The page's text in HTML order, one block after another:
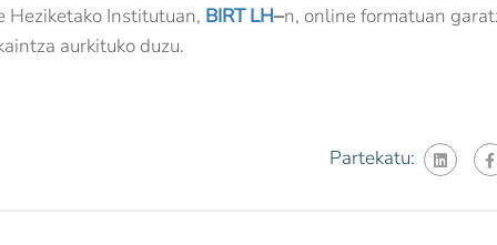
Heziketako Institutuan, BIRT LH–n, online formatuan
aurkituko duzu.
Partekatu: